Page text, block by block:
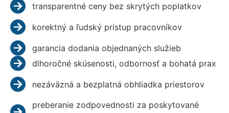
transparentné ceny bez skrytých poplatkov
korektný a ľudský prístup pracovníkov
garancia dodania objednaných služieb
dlhoročné skúsenosti, odbornosť a bohatá prax
nezáväzná a bezplatná obhliadka priestorov
preberanie zodpovednosti za poskytované